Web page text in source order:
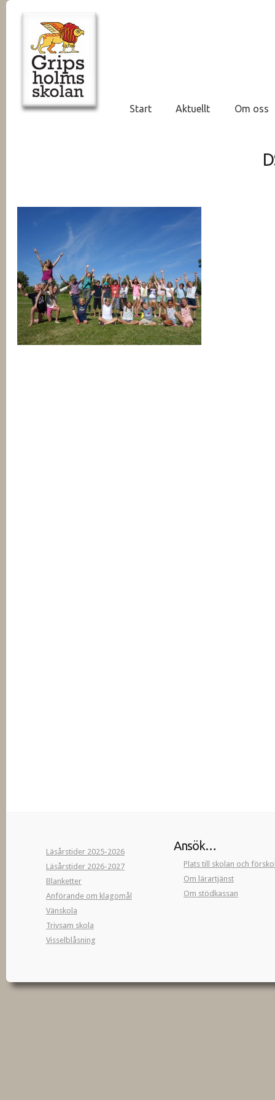
Start Aktuellt Om oss
Läsårstider 2025-2026
Läsårstider 2026-2027
Blanketter
Anförande om klagomål
Vänskola
Trivsam skola
Visselblåsning
Ansök…
Plats till skolan och
Om lärartjänst
Om stödkassan